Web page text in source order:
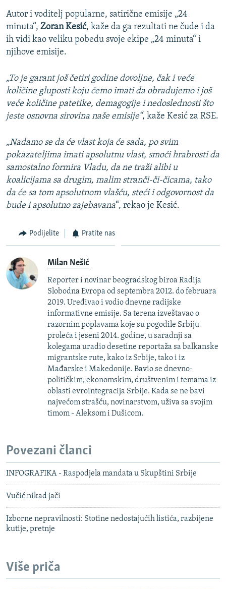
Autor i voditelj popularne, satirične emisije „24
minuta“, Zoran Kesić, kaže da ga rezultati ne čude i da
ih vidi kao veliku pobedu svoje ekipe „24 minuta“ i
njihove emisije.
„To je garant još četiri godine dovoljne, čak i veće
količine gluposti koju ćemo imati da obrađujemo i još
veće količine patetike, demagogije i nedoslednosti što
jeste osnovna sirovina naše emisije“, kaže Kesić za RSE.
„Nadamo se da će vlast koja će sada, po svim
pokazateljima imati apsolutnu vlast, smoći hrabrosti da
samostalno formira Vladu, da ne traži alibi u
koalicijama sa drugim, malim stranči-či-čicama, tako
da će sa tom apsolutnom vlašću, steći i odgovornost da
bude i apsolutno zajebavana“, rekao je Kesić.
Podijelite Pratite nas
Milan Nešić
Reporter i novinar beogradskog biroa Radija
Slobodna Evropa od septembra 2012. do februara
2019. Uređivao i vodio dnevne radijske
informativne emisije. Sa terena izveštavao o
razornim poplavama koje su pogodile Srbiju
proleća i jeseni 2014. godine, u saradnji sa
kolegama uradio desetine reportaža sa balkanske
migrantske rute, kako iz Srbije, tako i iz
Mađarske i Makedonije. Bavio se dnevno-
političkim, ekonomskim, društvenim i temama iz
oblasti evrointegracija Srbije. Kada se ne bavi
najvećom strašću, novinarstvom, uživa sa svojim
timom - Aleksom i Dušicom.
Povezani članci
INFOGRAFIKA - Raspodjela mandata u Skupštini Srbije
Vučić nikad jači
Izborne nepravilnosti: Stotine nedostajućih listića, razbijene
kutije, pretnje
Više priča